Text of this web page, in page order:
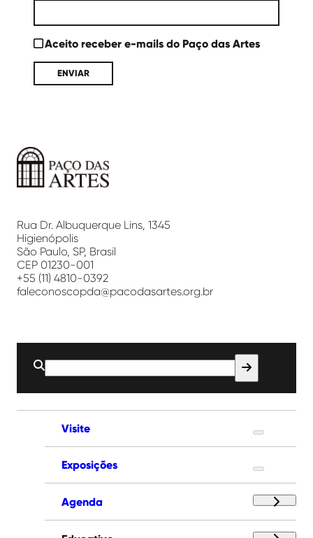
Aceito receber e-mails do Paço das Artes
Artes
Rua Dr. Albuquerque Lins, 1345
Higienópolis
São Paulo, SP, Brasil
CEP 01230-001
+55 (11) 4810-0392
faleconoscopda@pacodasartes.org.br
Buscar
por:
Visite
Exposições
Agenda